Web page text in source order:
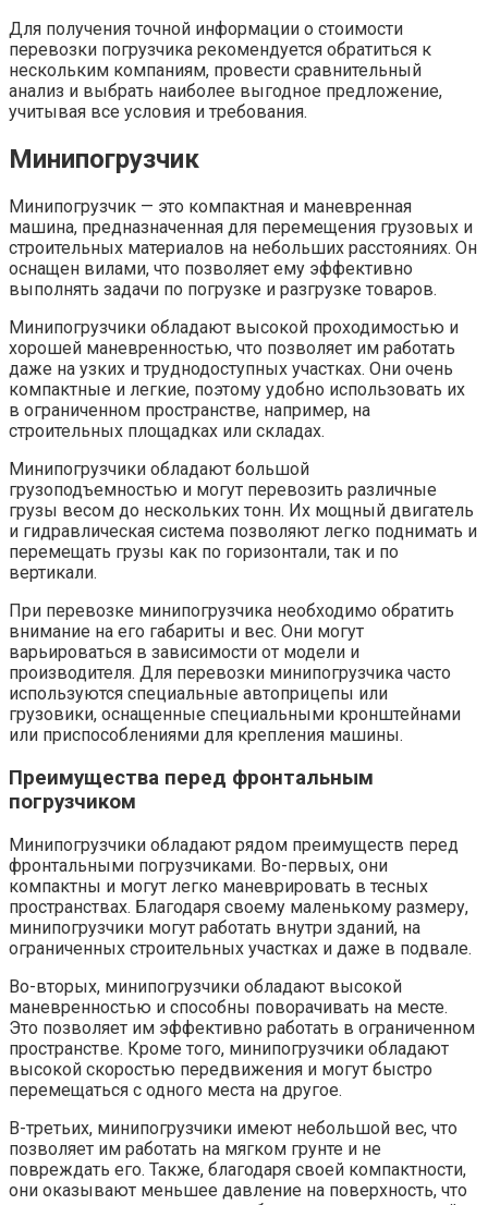
Для получения точной информации о стоимости
перевозки погрузчика рекомендуется обратиться к
нескольким компаниям, провести сравнительный
анализ и выбрать наиболее выгодное предложение,
учитывая все условия и требования.
Минипогрузчик
Минипогрузчик — это компактная и маневренная
машина, предназначенная для перемещения грузовых и
строительных материалов на небольших расстояниях. Он
оснащен вилами, что позволяет ему эффективно
выполнять задачи по погрузке и разгрузке товаров.
Минипогрузчики обладают высокой проходимостью и
хорошей маневренностью, что позволяет им работать
даже на узких и труднодоступных участках. Они очень
компактные и легкие, поэтому удобно использовать их
в ограниченном пространстве, например, на
строительных площадках или складах.
Минипогрузчики обладают большой
грузоподъемностью и могут перевозить различные
грузы весом до нескольких тонн. Их мощный двигатель
и гидравлическая система позволяют легко поднимать и
перемещать грузы как по горизонтали, так и по
вертикали.
При перевозке минипогрузчика необходимо обратить
внимание на его габариты и вес. Они могут
варьироваться в зависимости от модели и
производителя. Для перевозки минипогрузчика часто
используются специальные автоприцепы или
грузовики, оснащенные специальными кронштейнами
или приспособлениями для крепления машины.
Преимущества перед фронтальным
погрузчиком
Минипогрузчики обладают рядом преимуществ перед
фронтальными погрузчиками. Во-первых, они
компактны и могут легко маневрировать в тесных
пространствах. Благодаря своему маленькому размеру,
минипогрузчики могут работать внутри зданий, на
ограниченных строительных участках и даже в подвале.
Во-вторых, минипогрузчики обладают высокой
маневренностью и способны поворачивать на месте.
Это позволяет им эффективно работать в ограниченном
пространстве. Кроме того, минипогрузчики обладают
высокой скоростью передвижения и могут быстро
перемещаться с одного места на другое.
В-третьих, минипогрузчики имеют небольшой вес, что
позволяет им работать на мягком грунте и не
повреждать его. Также, благодаря своей компактности,
они оказывают меньшее давление на поверхность, что